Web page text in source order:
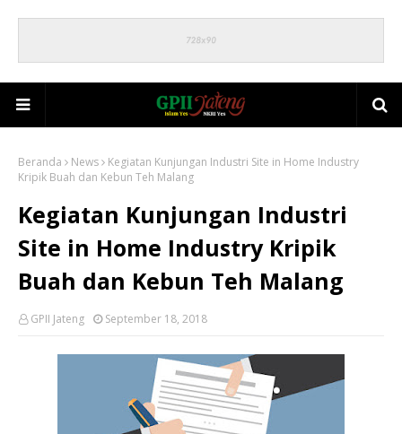
Beranda News
Kegiatan Kunjungan Industri Site in Home Industry
Kripik Buah dan Kebun Teh Malang
Kegiatan Kunjungan Industri
Site in Home Industry Kripik
Buah dan Kebun Teh Malang
GPII Jateng September 18, 2018